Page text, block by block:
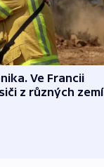
Ve Francii
z různých zemí